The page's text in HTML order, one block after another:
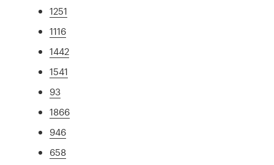
1251
1116
1442
1541
93
1866
946
658